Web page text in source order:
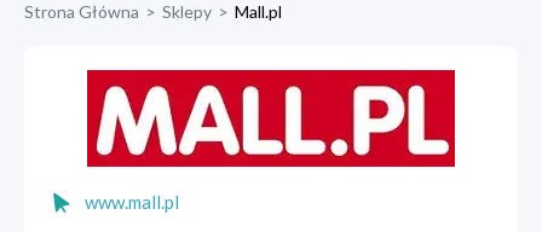
Strona Główna > Sklepy > Mall.pl
www.mall.pl